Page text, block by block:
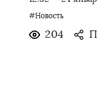
#Новость
204